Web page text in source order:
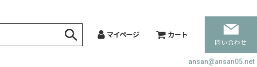
マイページ カート
問い合わせ
ansan@ansan05.net